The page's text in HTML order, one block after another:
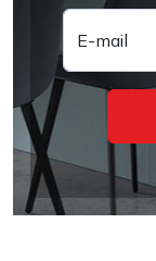
E-mail